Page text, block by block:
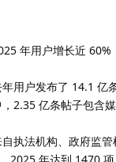
年用户增长近 60%
用户发布了 14.1 亿
2.35 亿条帖子包含
执法机构、政府监